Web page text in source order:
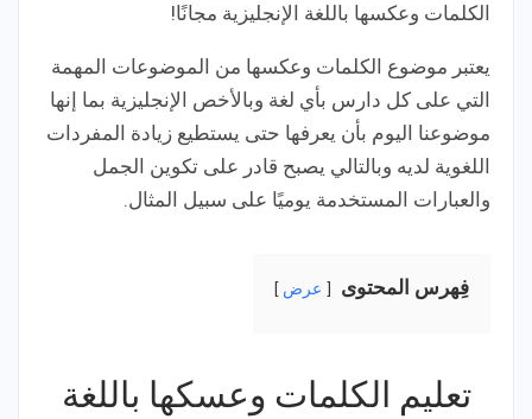
الكلمات وعكسها باللغة الإنجليزية مجانًا!
يعتبر موضوع الكلمات وعكسها من الموضوعات المهمة
التي على كل دارس بأي لغة وبالأخص الإنجليزية بما إنها
موضوعنا اليوم بأن يعرفها حتى يستطيع زيادة المفردات
اللغوية لديه وبالتالي يصبح قادر على تكوين الجمل
والعبارات المستخدمة يوميًا على سبيل المثال.
فِهرس المحتوى عرض
تعليم الكلمات وعسكها باللغة